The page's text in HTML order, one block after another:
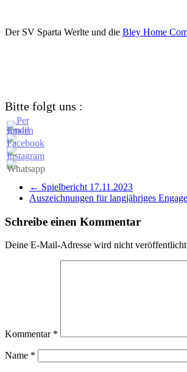
Der SV Sparta Werlte und die Bley Home
Bitte folgt uns :
← Spielbericht 17.11.2023
Auszeichnungen für langjähriges
Schreibe einen Kommentar
Deine E-Mail-Adresse wird nicht
Kommentar *
Name *